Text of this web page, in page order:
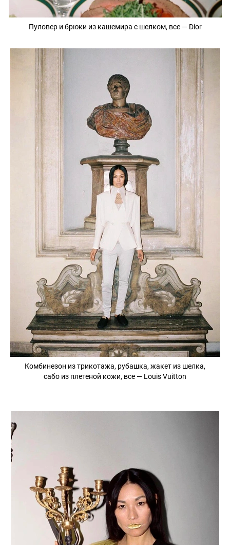
Пуловер и брюки из кашемира с шелком, все — Dior
Комбинезон из трикотажа, рубашка, жакет из шелка,
сабо из плетеной кожи, все — Louis Vuitton